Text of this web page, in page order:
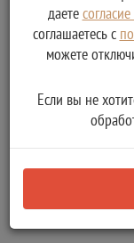
даете
соглашаетесь с
можете
Если вы не